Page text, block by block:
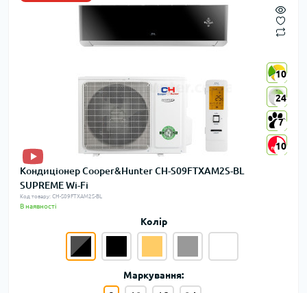
10
24
7
10
10
24
7
10
Кондиціонер Cooper&Hunter CH-S09FTXAM2S-BL
SUPREME Wi-Fi
Код товару: CH-S09FTXAM2S-BL
В наявності
Колір
Маркування: